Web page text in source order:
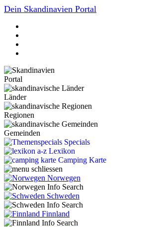
Dein Skandinavien Portal
Portal
Länder
Regionen
Gemeinden
Specials
Lexikon
Camping Karte
Norwegen
Schweden
Finnland